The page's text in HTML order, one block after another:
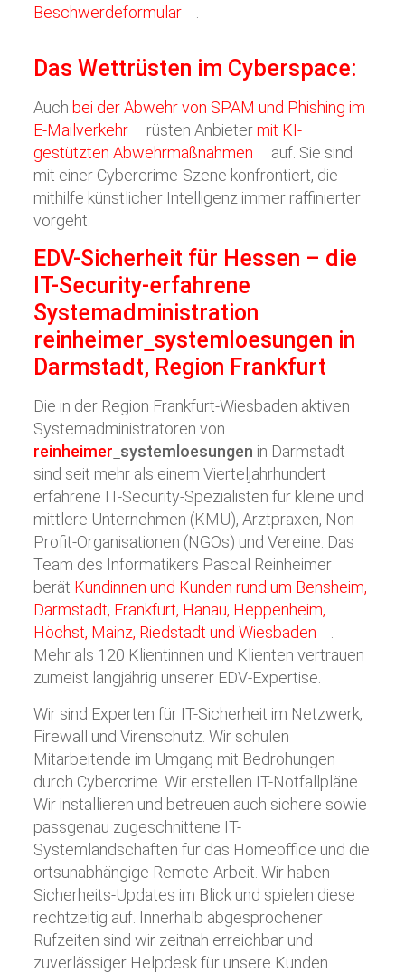
Beschwerdeformular
Das Wettrüsten im Cyberspace:
Auch bei der Abwehr von SPAM und Phishing im
E-Mailverkehr
rüsten Anbietermit KI-
gestützten Abwehrmaßnahmen
auf. Sie sind
mit einer Cybercrime-Szene konfrontiert, die
mithilfe künstlicher Intelligenz immer raffinierter
vorgeht.
EDV-Sicherheit für Hessen – die
IT-Security-erfahrene
Systemadministration
reinheimer systemloesungen in
Darmstadt, Region Frankfurt
Die in der Region Frankfurt-Wiesbaden aktiven
Systemadministratoren von
reinheimer systemloesungen in Darmstadt
sind seit mehr als einem Vierteljahrhundert
erfahrene IT-Security-Spezialisten für kleine und
mittlere Unternehmen (KMU), Arztpraxen, Non-
Profit-Organisationen (NGOs) und Vereine. Das
Team des Informatikers Pascal Reinheimer
berät Kundinnen und Kunden rund um Bensheim,
Darmstadt, Frankfurt, Hanau, Heppenheim,
Höchst, Mainz, Riedstadt und Wiesbaden
Mehr als 120 Klientinnen und Klienten vertrauen
zumeist langjährig unserer EDV-Expertise.
Wir sind Experten für IT-Sicherheit im Netzwerk,
Firewall und Virenschutz. Wir schulen
Mitarbeitende im Umgang mit Bedrohungen
durch Cybercrime. Wir erstellen IT-Notfallpläne.
Wir installieren und betreuen auch sichere sowie
passgenau zugeschnittene IT-
Systemlandschaften für das Homeoffice und die
ortsunabhängige Remote-Arbeit. Wir haben
Sicherheits-Updates im Blick und spielen diese
rechtzeitig auf. Innerhalb abgesprochener
Rufzeiten sind wir zeitnah erreichbar und
zuverlässiger Helpdesk für unsere Kunden.